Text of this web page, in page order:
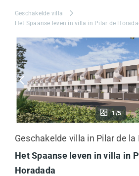
Geschakelde villa
Het Spaanse leven in villa in Pilar de
1/5
Geschakelde villa in Pilar de la
Het Spaanse leven in villa in
Horadada